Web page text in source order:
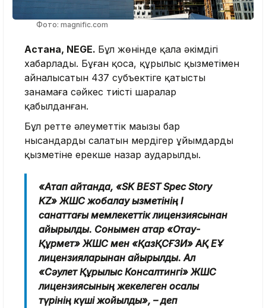
Фото: magnific.com
Астана, NEGE. Бұл жөнінде қала әкімдігі
хабарлады. Бұған қоса, құрылыс қызметімен
айналысатын 437 субъектіге қатысты
заңнамаға сәйкес тиісті шаралар
қабылданған.
Бұл ретте әлеуметтік маңызы бар
нысандарды салатын мердігер ұйымдардың
қызметіне ерекше назар аударылды.
«Атап айтқанда, «SK BEST Spec Story
KZ» ЖШС жобалау қызметінің І
санаттағы мемлекеттік лицензиясынан
айырылды. Сонымен қатар «Отау-
Құрмет» ЖШС мен «ҚазҚСҒЗИ» АҚ ЕҰ
лицензияларынан айырылды. Ал
«Сәулет Құрылыс Консалтингі» ЖШС
лицензиясының жекелеген қосалқы
түрінің күші жойылды», – деп